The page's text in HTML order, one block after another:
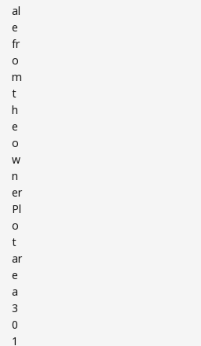
al
e
fr
o
m
t
h
e
o
w
n
er
Pl
o
t
ar
e
a
3
0
1